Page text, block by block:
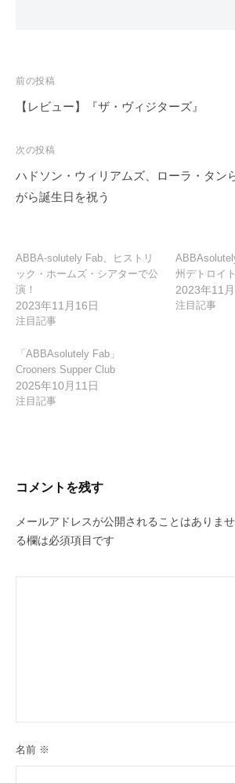
投
稿
ビ
ゲ
ー
ン
前の投稿
【レビュー】『ザ・ヴィジターズ』
次の投稿
ハドソン・ウィリアムズ、ローラ・タン
がら誕生日を祝う
ABBA-solutely Fab、ヒストリ
ック・ホームズ・シアターで公
演！
2023年11月16日
注目記事
州デトロイ
2023年11
注目記事
「ABBAsolutely Fab」
Crooners Supper Club
2025年10月11日
注目記事
コメントを残す
メールアドレスが公開されることはありませ
る欄は必須項目です
名前 ※